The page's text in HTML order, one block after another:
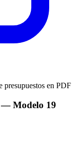
— Modelo 19